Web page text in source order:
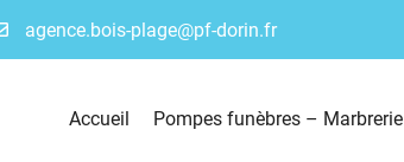
Accueil Pompes funèbres – Marbrerie